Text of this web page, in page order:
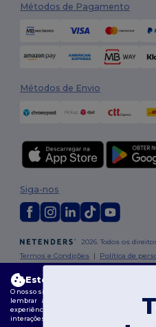
Métodos de Pagamento
Métodos de Envio
2026. Todos os
Termos e Condições | Política de
|Política de cookies|Mapa do Site
Siga-nos
Este site usa cookies
O nosso site utiliza cookies próprios e de
lembrar as suas preferências,
experiência de navegação fluida e
interações otimizadas com o nosso site e